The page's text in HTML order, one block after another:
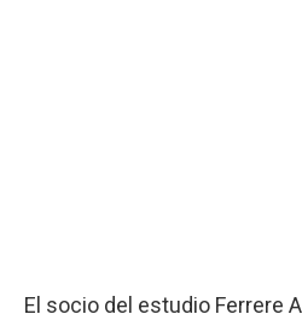
El socio del estudio Ferrere